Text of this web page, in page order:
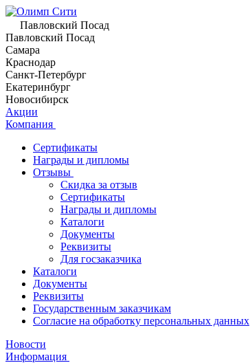
Павловский Посад
Павловский Посад
Самара
Краснодар
Санкт-Петербург
Екатеринбург
Новосибирск
Акции
Компания
Сертификаты
Награды и дипломы
Отзывы
Скидка за отзыв
Сертификаты
Награды и дипломы
Каталоги
Документы
Реквизиты
Для госзаказчика
Каталоги
Документы
Реквизиты
Государственным заказчикам
Согласие на обработку персональных данных
Новости
Информация